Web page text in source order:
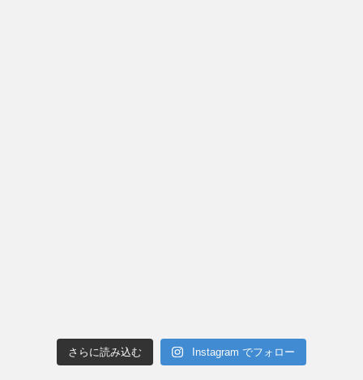
さらに読み込む Instagram でフォロー